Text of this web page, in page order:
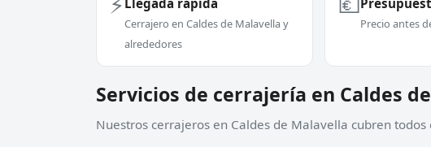
Cerrajero en Caldes de Malavella y
alrededores
Precio antes
Servicios de cerrajería en Caldes
Nuestros cerrajeros en Caldes de Malavella cubren